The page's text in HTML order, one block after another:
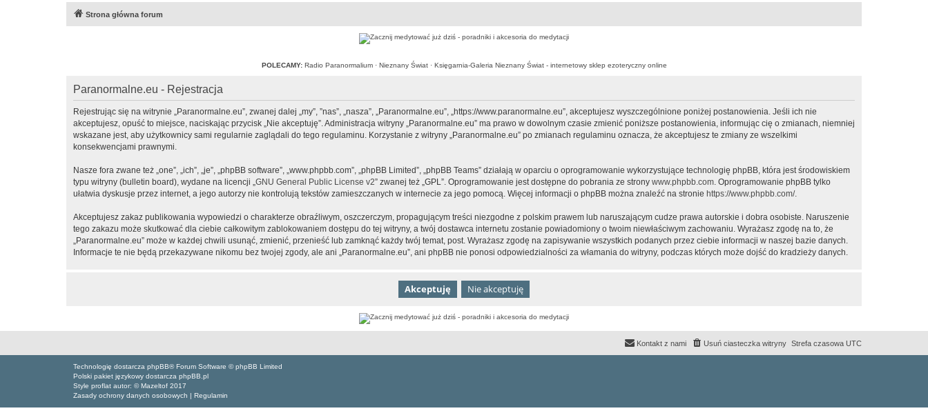
Strona główna forum
POLECAMY: Radio Paranormalium· Nieznany Świat· Księgarnia-Galeria Nieznany Świat - internetowy sklep ezoteryczny online
Paranormalne.eu - Rejestracja
Rejestrując się na witrynie „Paranormalne.eu”, zwanej dalej „my”, ”nas”, „nasza”, „Paranormalne.eu”, „https://www.paranormalne.eu”, akceptujesz wyszczególnione poniżej postanowienia. Jeśli ich nie
akceptujesz, opuść to miejsce, naciskając przycisk „Nie akceptuję”. Administracja witryny „Paranormalne.eu” ma prawo w dowolnym czasie zmienić poniższe postanowienia, informując cię o zmianach, niemniej
wskazane jest, aby użytkownicy sami regularnie zaglądali do tego regulaminu. Korzystanie z witryny „Paranormalne.eu” po zmianach regulaminu oznacza, że akceptujesz te zmiany ze wszelkimi
konsekwencjami prawnymi.
Nasze fora zwane też „one”, „ich”, „je”, „phpBB software”, „www.phpbb.com”, „phpBB Limited”, „phpBB Teams” działają w oparciu o oprogramowanie wykorzystujące technologię phpBB, która jest środowiskiem
typu witryny (bulletin board), wydane na licencji „GNU General Public License v2” zwanej też „GPL”. Oprogramowanie jest dostępne do pobrania ze strony www.phpbb.com. Oprogramowanie phpBB tylko
ułatwia dyskusje przez internet, a jego autorzy nie kontrolują tekstów zamieszczanych w internecie za jego pomocą. Więcej informacji o phpBB można znaleźć na stronie https://www.phpbb.com/.
Akceptujesz zakaz publikowania wypowiedzi o charakterze obraźliwym, oszczerczym, propagującym treści niezgodne z polskim prawem lub naruszającym cudze prawa autorskie i dobra osobiste. Naruszenie
tego zakazu może skutkować dla ciebie całkowitym zablokowaniem dostępu do tej witryny, a twój dostawca internetu zostanie powiadomiony o twoim niewłaściwym zachowaniu. Wyrażasz zgodę na to, że
„Paranormalne.eu” może w każdej chwili usunąć, zmienić, przenieść lub zamknąć każdy twój temat, post. Wyrażasz zgodę na zapisywanie wszystkich podanych przez ciebie informacji w naszej bazie danych.
Informacje te nie będą przekazywane nikomu bez twojej zgody, ale ani „Paranormalne.eu”, ani phpBB nie ponosi odpowiedzialności za włamania do witryny, podczas których może dojść do kradzieży danych.
Strefa czasowa UTC
Usuń ciasteczka witryny
Kontakt z nami
Technologię dostarcza phpBB® Forum Software © phpBB Limited
Polski pakiet językowy dostarcza phpBB.pl
Style proflat autor: ©Mazeltof 2017
Zasady ochrony danych osobowych | Regulamin